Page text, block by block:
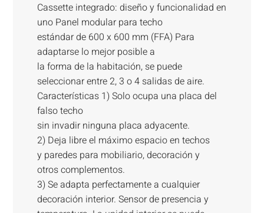
Cassette integrado: diseño y funcionalidad en
uno Panel modular para techo
estándar de 600 x 600 mm (FFA) Para
adaptarse lo mejor posible a
la forma de la habitación, se puede
seleccionar entre 2, 3 o 4 salidas de aire.
Características 1) Solo ocupa una placa del
falso techo
sin invadir ninguna placa adyacente.
2) Deja libre el máximo espacio en techos
y paredes para mobiliario, decoración y
otros complementos.
3) Se adapta perfectamente a cualquier
decoración interior. Sensor de presencia y